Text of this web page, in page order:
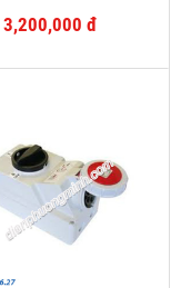
3,200,000 đ